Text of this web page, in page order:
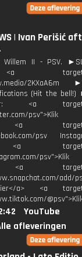
| Ivan Perišić
II - PSV.
2KXaA6m
(Hit the bell!)
<a
psv">Klik
<a
psv
<a
add/
a> <a
YouTube
afleveringen